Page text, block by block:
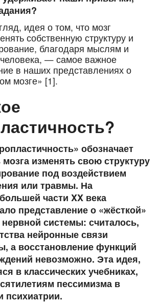
идея о том, что мозг
собственную структуру и
благодаря мыслям и
— самое важное
в наших представлениях о
мозге» [1].
обозначает
изменять свою структуру
под воздействием
или травмы. На
части XX века
представление о «жёсткой»
системы: считалось,
нейронные связи
а восстановление функций
невозможно. Эта идея,
в классических учебниках,
пессимизма в
психиатрии.